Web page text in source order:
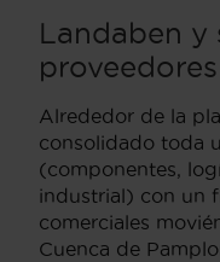
Landaben y
proveedores
Alrededor de la
consolidado toda
(componentes,
industrial) con un
comerciales
Cuenca de